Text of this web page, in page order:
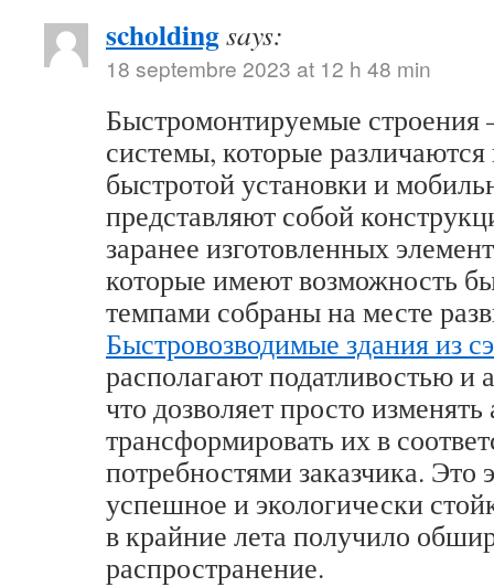
scholdingsays:
18 septembre 2023 at 12 h 48 min
Быстромонтируемые строения
системы, которые
быстротой установки и
представляют собой
заранее изготовленных
которые имеют возможность
темпами собраны на месте
Быстровозводимые здания из
располагают податливостью и
что дозволяет просто
трансформировать их в
потребностями заказчика. Это
успешное и экологически
в крайние лета получило
распространение.